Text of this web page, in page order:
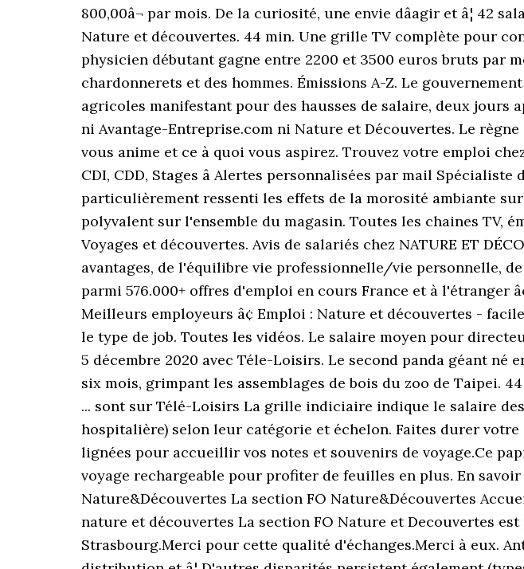
800,00â¬ par mois. De la curiosité, une envie dâagir et â¦
Nature et découvertes. 44 min. Une grille TV complète pour
physicien débutant gagne entre 2200 et 3500 euros bruts par
chardonnerets et des hommes. Émissions A-Z. Le
agricoles manifestant pour des hausses de salaire, deux jours
ni Avantage-Entreprise.com ni Nature et Découvertes. Le
vous anime et ce à quoi vous aspirez. Trouvez votre emploi
CDI, CDD, Stages â Alertes personnalisées par mail
particulièrement ressenti les effets de la morosité ambiante
polyvalent sur l'ensemble du magasin. Toutes les chaines TV,
Voyages et découvertes. Avis de salariés chez NATURE ET
avantages, de l'équilibre vie professionnelle/vie personnelle, de
parmi 576.000+ offres d'emploi en cours France et à l'étranger
Meilleurs employeurs â¢ Emploi : Nature et découvertes -
le type de job. Toutes les vidéos. Le salaire moyen pour
5 décembre 2020 avec Téle-Loisirs. Le second panda géant
six mois, grimpant les assemblages de bois du zoo de Taipei.
... sont sur Télé-Loisirs La grille indiciaire indique le salaire
hospitalière) selon leur catégorie et échelon. Faites durer
lignées pour accueillir vos notes et souvenirs de voyage.Ce
voyage rechargeable pour profiter de feuilles en plus. En
Nature&Découvertes La section FO Nature&Découvertes
nature et découvertes La section FO Nature et Decouvertes
Strasbourg.Merci pour cette qualité d'échanges.Merci à eux.